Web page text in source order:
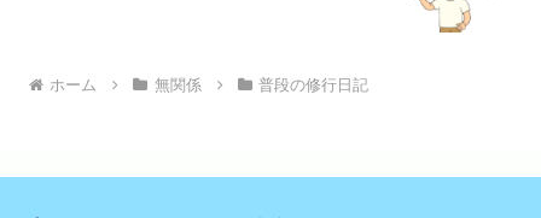
ホーム 無関係 普段の修行日記